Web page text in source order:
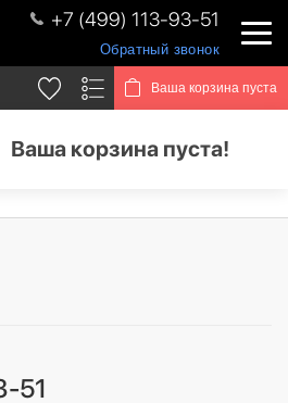
+7 (499) 113-93-51
Обратный звонок
Ваша корзина пуста
Ваша корзина пуста!
51